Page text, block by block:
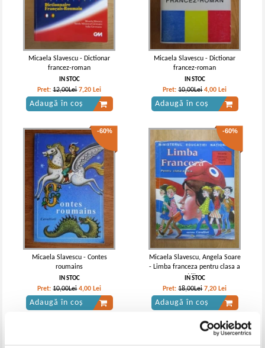
Micaela Slavescu - Dictionar
francez-roman
IN STOC
Pret:12,00Lei 7,20 Lei
Adaugă în coș
Micaela Slavescu - Dictionar
francez-roman
IN STOC
Pret:10,00Lei 4,00 Lei
Adaugă în coș
-60%
Micaela Slavescu - Contes
roumains
IN STOC
Pret:10,00Lei 4,00 Lei
Adaugă în coș
-60%
Micaela Slavescu, Angela Soare
- Limba franceza pentru clasa a
VII-a
IN STOC
Pret:18,00Lei 7,20 Lei
Adaugă în coș
-60%